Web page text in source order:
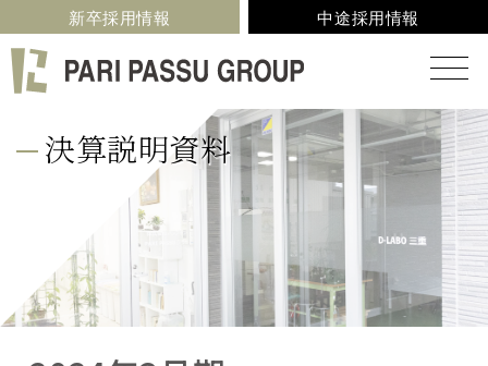
新卒採用情報 中途採用情報
決算説明資料